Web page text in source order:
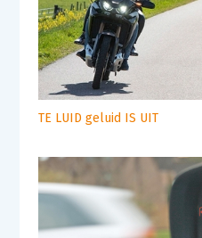
TE LUID geluid IS UIT